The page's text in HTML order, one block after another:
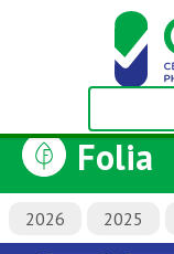
Folia
2026 2025